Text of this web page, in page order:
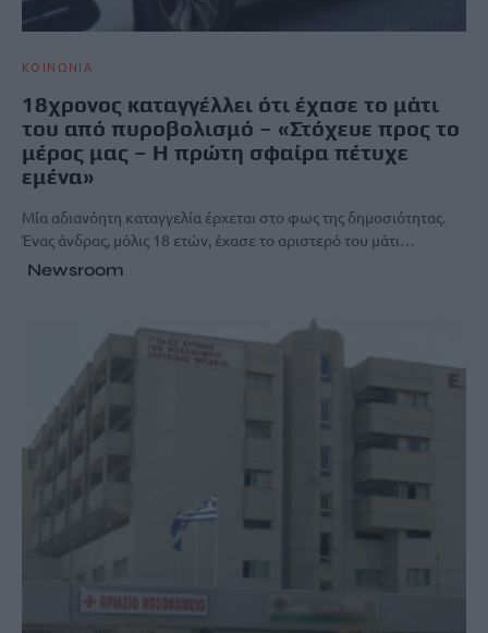
ΚΟΙΝΩΝΙΑ
18χρονος καταγγέλλει ότι έχασε το μάτι
του από πυροβολισμό – «Στόχευε προς το
μέρος μας – Η πρώτη σφαίρα πέτυχε
εμένα»
Μία αδιανόητη καταγγελία έρχεται στο φως της δημοσιότητας.
Ένας άνδρας, μόλις 18 ετών, έχασε το αριστερό του μάτι…
Newsroom